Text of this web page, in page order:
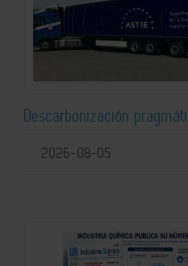
Descarbonización
2026-08-05